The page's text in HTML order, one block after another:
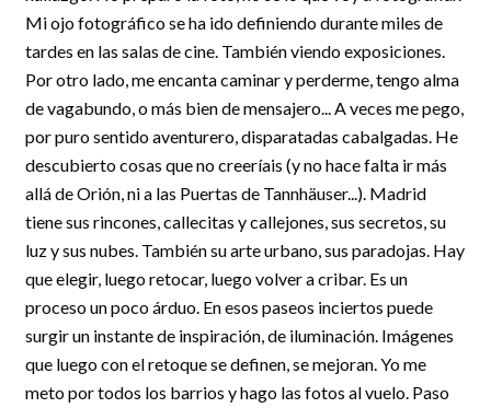
Mi ojo fotográfico se ha ido definiendo durante miles de
tardes en las salas de cine. También viendo exposiciones.
Por otro lado, me encanta caminar y perderme, tengo alma
de vagabundo, o más bien de mensajero... A veces me pego,
por puro sentido aventurero, disparatadas cabalgadas. He
descubierto cosas que no creeríais (y no hace falta ir más
allá de Orión, ni a las Puertas de Tannhäuser...). Madrid
tiene sus rincones, callecitas y callejones, sus secretos, su
luz y sus nubes. También su arte urbano, sus paradojas. Hay
que elegir, luego retocar, luego volver a cribar. Es un
proceso un poco árduo. En esos paseos inciertos puede
surgir un instante de inspiración, de iluminación. Imágenes
que luego con el retoque se definen, se mejoran. Yo me
meto por todos los barrios y hago las fotos al vuelo. Paso